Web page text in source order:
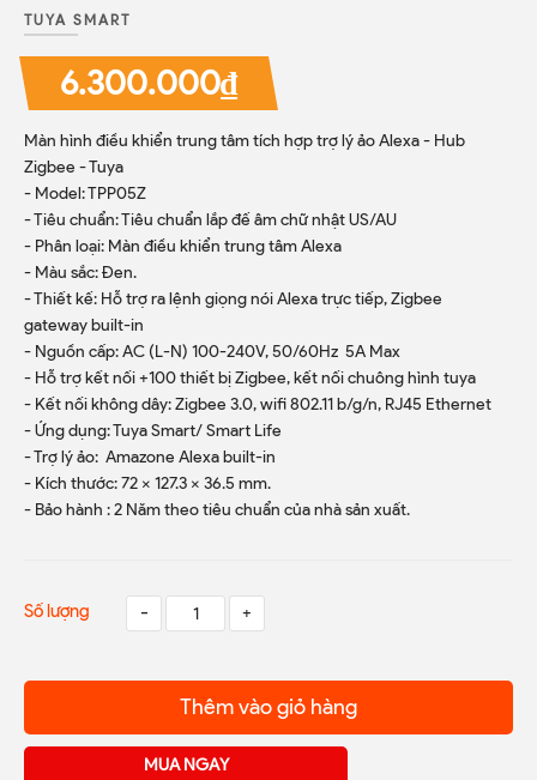
TUYA SMART
6.300.000₫
Màn hình điều khiển trung tâm tích hợp trợ lý ảo Alexa - Hub
Zigbee - Tuya
- Model: TPP05Z
- Tiêu chuẩn: Tiêu chuẩn lắp đế âm chữ nhật US/AU
- Phân loại: Màn điều khiển trung tâm Alexa
- Màu sắc: Đen.
- Thiết kế: Hỗ trợ ra lệnh giọng nói Alexa trực tiếp, Zigbee
gateway built-in
- Nguồn cấp: AC (L-N) 100-240V, 50/60Hz 5A Max
- Hỗ trợ kết nối +100 thiết bị Zigbee, kết nối chuông hình tuya
- Kết nối không dây: Zigbee 3.0, wifi 802.11 b/g/n, RJ45 Ethernet
- Ứng dụng: Tuya Smart/ Smart Life
- Trợ lý ảo: Amazone Alexa built-in
- Kích thước: 72 x 127.3 x 36.5 mm.
- Bảo hành : 2 Năm theo tiêu chuẩn của nhà sản xuất.
Số lượng - +
Thêm vào giỏ hàng
MUA NGAY